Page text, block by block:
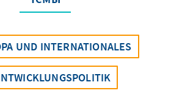
UND INTERNATIONALES